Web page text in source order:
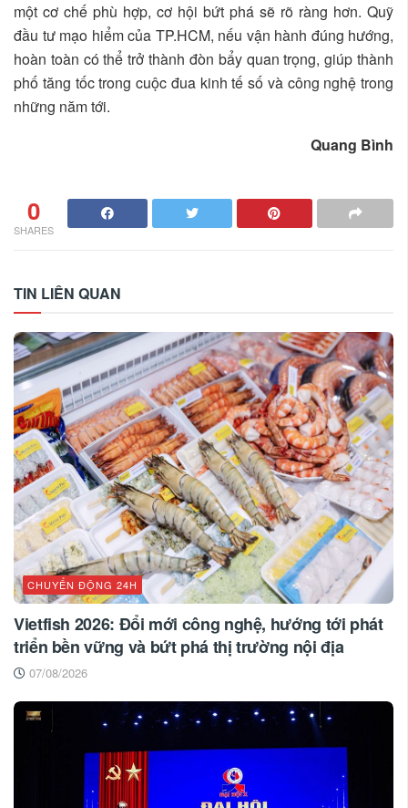
một cơ chế phù hợp, cơ hội bứt phá sẽ rõ ràng hơn. Quỹ
đầu tư mạo hiểm của TP.HCM, nếu vận hành đúng hướng,
hoàn toàn có thể trở thành đòn bẩy quan trọng, giúp thành
phố tăng tốc trong cuộc đua kinh tế số và công nghệ trong
những năm tới.
Quang Bình
0
SHARES
TIN LIÊN QUAN
CHUYỂN ĐỘNG 24H
Vietfish 2026: Đổi mới công nghệ, hướng tới phát
triển bền vững và bứt phá thị trường nội địa
07/08/2026